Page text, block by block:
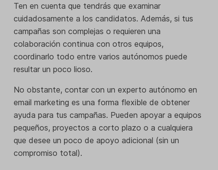
Ten en cuenta que tendrás que examinar
cuidadosamente a los candidatos. Además, si tus
campañas son complejas o requieren una
colaboración continua con otros equipos,
coordinarlo todo entre varios autónomos puede
resultar un poco lioso.
No obstante, contar con un experto autónomo en
email marketing es una forma flexible de obtener
ayuda para tus campañas. Pueden apoyar a equipos
pequeños, proyectos a corto plazo o a cualquiera
que desee un poco de apoyo adicional (sin un
compromiso total).